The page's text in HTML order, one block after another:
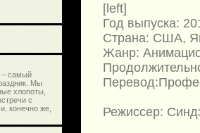
[left]
Год выпуска:
Страна: США,
Жанр:
Режиссер: